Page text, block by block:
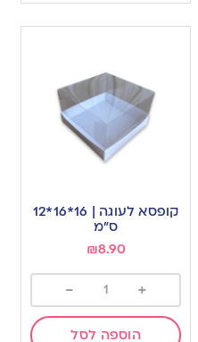
קופסא לעוגה | 16*16*12
ס”מ
₪8.90
+
-
הוספה לסל